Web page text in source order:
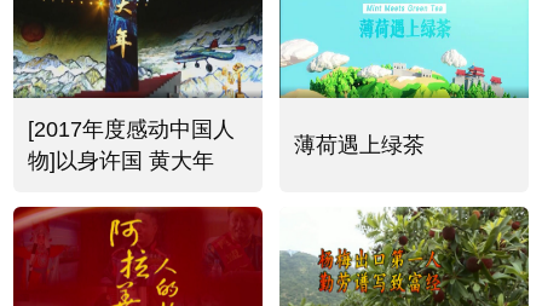
[2017年度感动中国人
物]以身许国 黄大年
薄荷遇上绿茶